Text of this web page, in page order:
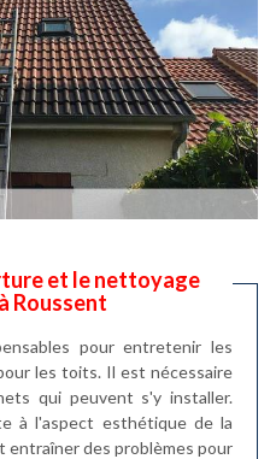
et le nettoyage
Roussent
pour entretenir les
les toits. Il est nécessaire
qui peuvent s'y installer.
à l'aspect esthétique de la
entraîner des problèmes pour